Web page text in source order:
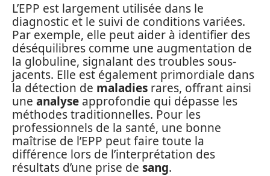
L’EPP est largement utilisée dans le
diagnostic et le suivi de conditions variées.
Par exemple, elle peut aider à identifier des
déséquilibres comme une augmentation de
la globuline, signalant des troubles sous-
jacents. Elle est également primordiale dans
la détection de maladies rares, offrant ainsi
une analyse approfondie qui dépasse les
méthodes traditionnelles. Pour les
professionnels de la santé, une bonne
maîtrise de l’EPP peut faire toute la
différence lors de l’interprétation des
résultats d’une prise de sang.